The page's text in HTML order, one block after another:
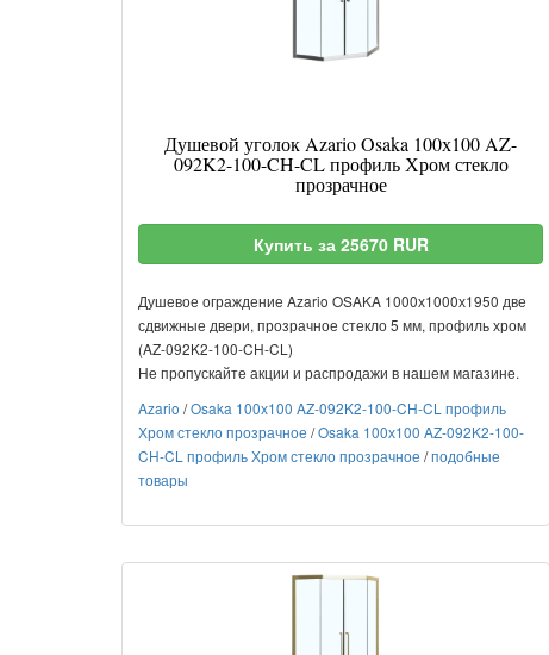
Душевой уголок Azario Osaka 100х100 AZ-
092K2-100-CH-CL профиль Хром стекло
прозрачное
Купить за 25670 RUR
Душевое ограждение Azario OSAKA 1000х1000х1950 две
сдвижные двери, прозрачное стекло 5 мм, профиль хром
(AZ-092K2-100-CH-CL)
Не пропускайте акции и распродажи в нашем магазине.
Azario /Osaka 100х100 AZ-092K2-100-CH-CL профиль
Хром стекло прозрачное /Osaka 100х100 AZ-092K2-100-
CH-CL профиль Хром стекло прозрачное /подобные
товары